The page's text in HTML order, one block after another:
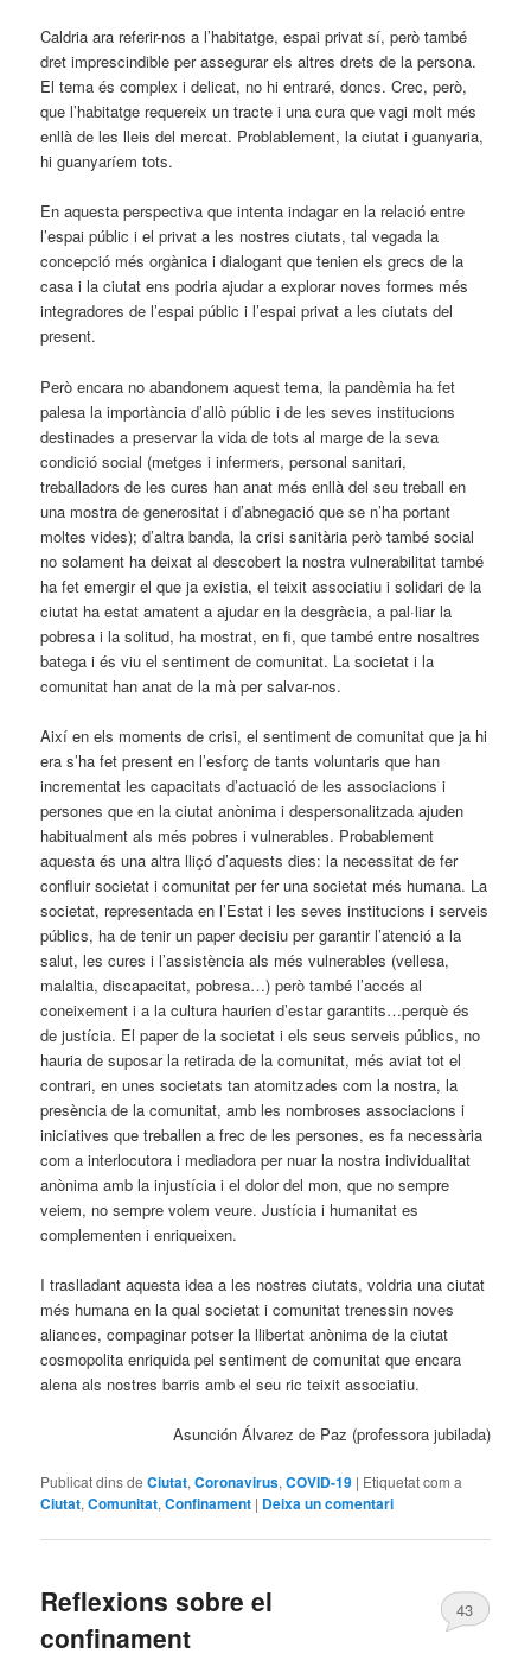
Caldria ara referir-nos a l’habitatge, espai privat sí, però també
dret imprescindible per assegurar els altres drets de la persona.
El tema és complex i delicat, no hi entraré, doncs. Crec, però,
que l’habitatge requereix un tracte i una cura que vagi molt més
enllà de les lleis del mercat. Problablement, la ciutat i guanyaria,
hi guanyaríem tots.
En aquesta perspectiva que intenta indagar en la relació entre
l’espai públic i el privat a les nostres ciutats, tal vegada la
concepció més orgànica i dialogant que tenien els grecs de la
casa i la ciutat ens podria ajudar a explorar noves formes més
integradores de l’espai públic i l’espai privat a les ciutats del
present.
Però encara no abandonem aquest tema, la pandèmia ha fet
palesa la importància d’allò públic i de les seves institucions
destinades a preservar la vida de tots al marge de la seva
condició social (metges i infermers, personal sanitari,
treballadors de les cures han anat més enllà del seu treball en
una mostra de generositat i d’abnegació que se n’ha portant
moltes vides); d’altra banda, la crisi sanitària però també social
no solament ha deixat al descobert la nostra vulnerabilitat també
ha fet emergir el que ja existia, el teixit associatiu i solidari de la
ciutat ha estat amatent a ajudar en la desgràcia, a pal·liar la
pobresa i la solitud, ha mostrat, en fi, que també entre nosaltres
batega i és viu el sentiment de comunitat. La societat i la
comunitat han anat de la mà per salvar-nos.
Així en els moments de crisi, el sentiment de comunitat que ja hi
era s’ha fet present en l’esforç de tants voluntaris que han
incrementat les capacitats d’actuació de les associacions i
persones que en la ciutat anònima i despersonalitzada ajuden
habitualment als més pobres i vulnerables. Probablement
aquesta és una altra lliçó d’aquests dies: la necessitat de fer
confluir societat i comunitat per fer una societat més humana. La
societat, representada en l’Estat i les seves institucions i serveis
públics, ha de tenir un paper decisiu per garantir l’atenció a la
salut, les cures i l’assistència als més vulnerables (vellesa,
malaltia, discapacitat, pobresa…) però també l’accés al
coneixement i a la cultura haurien d’estar garantits…perquè és
de justícia. El paper de la societat i els seus serveis públics, no
hauria de suposar la retirada de la comunitat, més aviat tot el
contrari, en unes societats tan atomitzades com la nostra, la
presència de la comunitat, amb les nombroses associacions i
iniciatives que treballen a frec de les persones, es fa necessària
com a interlocutora i mediadora per nuar la nostra individualitat
anònima amb la injustícia i el dolor del mon, que no sempre
veiem, no sempre volem veure. Justícia i humanitat es
complementen i enriqueixen.
I traslladant aquesta idea a les nostres ciutats, voldria una ciutat
més humana en la qual societat i comunitat trenessin noves
aliances, compaginar potser la llibertat anònima de la ciutat
cosmopolita enriquida pel sentiment de comunitat que encara
alena als nostres barris amb el seu ric teixit associatiu.
Asunción Álvarez de Paz (professora jubilada)
Publicat dins de Ciutat,Coronavirus,COVID-19 | Etiquetat com a
Ciutat,Comunitat,Confinament | Deixa un comentari
Reflexions sobre el
confinament
43